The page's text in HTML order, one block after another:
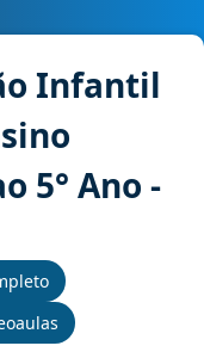
Infantil
5° Ano -